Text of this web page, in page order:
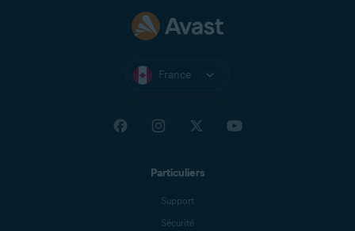
France
Particuliers
Support
Sécurité